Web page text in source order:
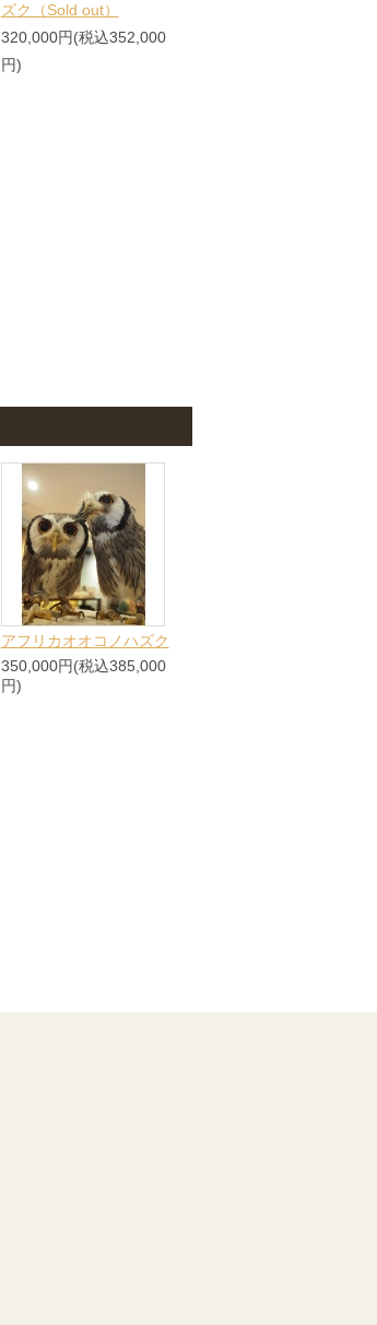
ズク（Sold out）
320,000円(税込352,000
円)
アフリカオオコノハズク
350,000円(税込385,000
円)